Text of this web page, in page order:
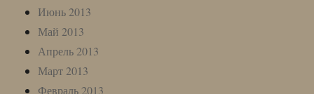
Июнь 2013
Май 2013
Апрель 2013
Март 2013
Февраль 2013